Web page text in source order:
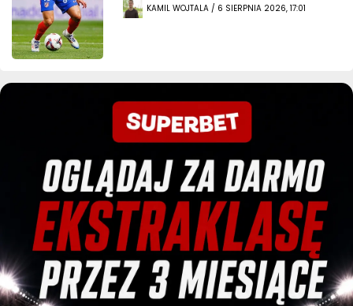
KAMIL WOJTALA / 6 SIERPNIA 2026, 17:01